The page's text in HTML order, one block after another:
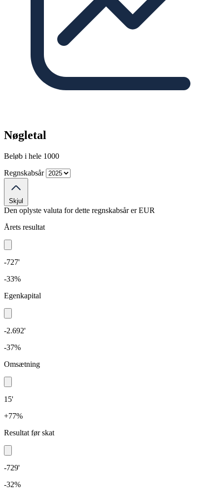
Nøgletal
Beløb i hele 1000
Regnskabsår
Skjul
Den oplyste valuta for dette regnskabsår erEUR
Årets resultat
-727'
-33%
Egenkapital
-2.692'
-37%
Omsætning
15'
+77%
Resultat før skat
-729'
-32%